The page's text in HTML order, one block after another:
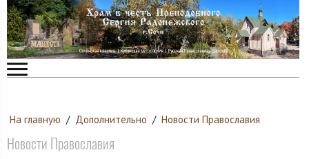
На главную / Дополнительно / Новости Православия
Новости Православия